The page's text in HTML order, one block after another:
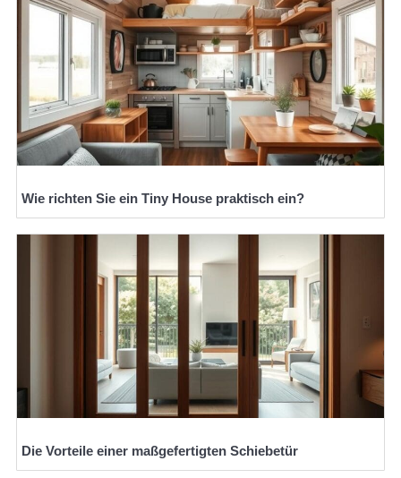
Wie richten Sie ein Tiny House praktisch ein?
Die Vorteile einer maßgefertigten Schiebetür